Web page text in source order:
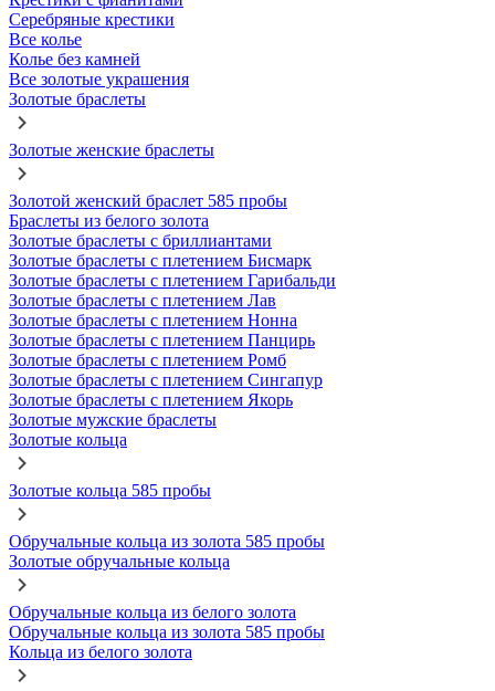
Серебряные крестики
Все колье
Колье без камней
Все золотые украшения
Золотые браслеты
Золотые женские браслеты
Золотой женский браслет 585 пробы
Браслеты из белого золота
Золотые браслеты с бриллиантами
Золотые браслеты с плетением Бисмарк
Золотые браслеты с плетением Гарибальди
Золотые браслеты с плетением Лав
Золотые браслеты с плетением Нонна
Золотые браслеты с плетением Панцирь
Золотые браслеты с плетением Ромб
Золотые браслеты с плетением Сингапур
Золотые браслеты с плетением Якорь
Золотые мужские браслеты
Золотые кольца
Золотые кольца 585 пробы
Обручальные кольца из золота 585 пробы
Золотые обручальные кольца
Обручальные кольца из белого золота
Обручальные кольца из золота 585 пробы
Кольца из белого золота